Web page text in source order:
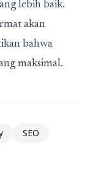
lebih baik.
akan
bahwa
maksimal.
SEO